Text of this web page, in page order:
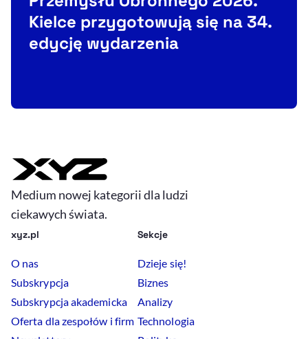
Kielce przygotowują się na 34.
edycję wydarzenia
Medium nowej kategorii dla ludzi
ciekawych świata.
xyz.pl
O nas
Subskrypcja
Subskrypcja akademicka
Oferta dla zespołów i firm
Sekcje
Dzieje się!
Biznes
Analizy
Technologia